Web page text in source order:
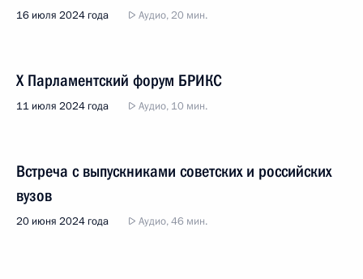
16 июля 2024 года Аудио, 20 мин.
X Парламентский форум БРИКС
11 июля 2024 года Аудио, 10 мин.
Встреча с выпускниками советских и российских
вузов
20 июня 2024 года Аудио, 46 мин.